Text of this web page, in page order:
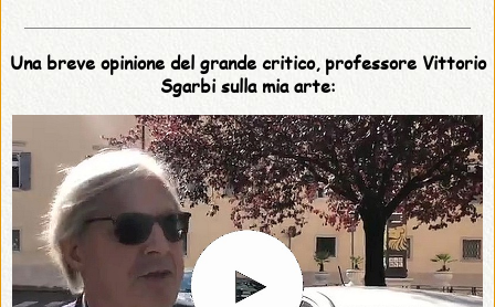
Una breve opinione del grande critico, professore Vittorio
Sgarbi sulla mia arte: